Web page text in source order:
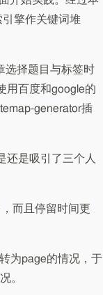
擎作关键词堆
选择题目与标签时
用百度和google的
generator插
还是吸引了三个人
而且停留时间更
为page的情况，于
。